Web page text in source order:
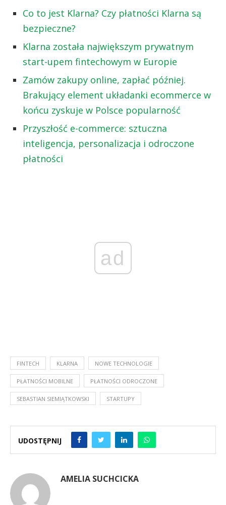
Co to jest Klarna? Czy płatności Klarna są
bezpieczne?
Klarna została największym prywatnym
start-upem fintechowym w Europie
Zamów zakupy online, zapłać później.
Brakujący element układanki ecommerce w
końcu zyskuje w Polsce popularność
Przyszłość e-commerce: sztuczna
inteligencja, personalizacja i odroczone
płatności
ad
FINTECH KLARNA NOWE TECHNOLOGIE
PŁATNOŚCI MOBILNE PŁATNOŚCI ODROCZONE
SEBASTIAN SIEMIĄTKOWSKI STARTUPY
UDOSTĘPNIJ
AMELIA SUCHCICKA